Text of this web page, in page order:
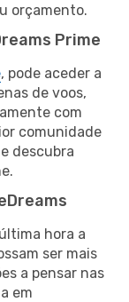
orçamento.
Prime
, pode aceder a
de voos,
com
comunidade
descubra
hora a
ser mais
a pensar nas
em